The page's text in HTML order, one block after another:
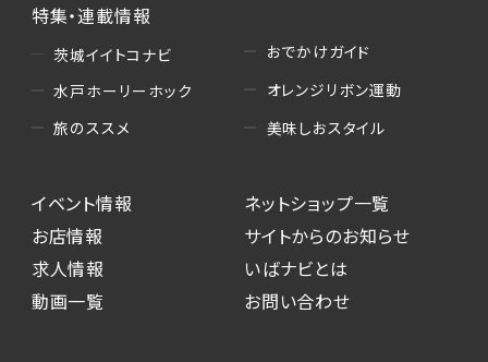
特集・連載情報
茨城イイトコナビ
水戸ホーリーホック
旅のススメ
おでかけガイド
オレンジリボン運動
美味しおスタイル
イベント情報
お店情報
求人情報
動画一覧
ネットショップ一覧
サイトからのお知らせ
いばナビとは
お問い合わせ